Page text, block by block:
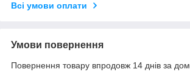
Всі умови оплати
Умови повернення
Повернення товару впродовж 14 днів за